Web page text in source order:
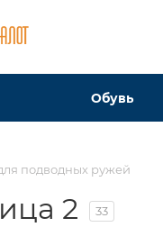
Обувь
подводных ружей
2 33